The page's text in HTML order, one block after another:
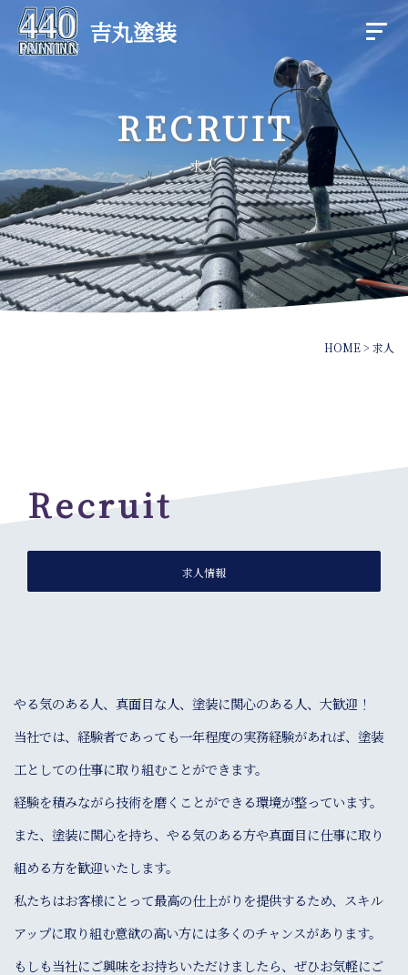
吉丸塗装
RECRUIT
求人
HOME> 求人
Recruit
求人情報
やる気のある人、真面目な人、塗装に関心のある人、大歓迎！
当社では、経験者であっても一年程度の実務経験があれば、塗装
工としての仕事に取り組むことができます。
経験を積みながら技術を磨くことができる環境が整っています。
また、塗装に関心を持ち、やる気のある方や真面目に仕事に取り
組める方を歓迎いたします。
私たちはお客様にとって最高の仕上がりを提供するため、スキル
アップに取り組む意欲の高い方には多くのチャンスがあります。
もしも当社にご興味をお持ちいただけましたら、ぜひお気軽にご